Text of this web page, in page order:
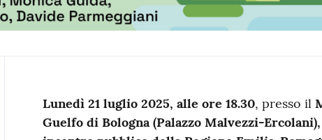
Contenuto
Lunedì 21 luglio 2025, alle ore 18.30, presso il
Guelfo di Bologna (Palazzo Malvezzi-